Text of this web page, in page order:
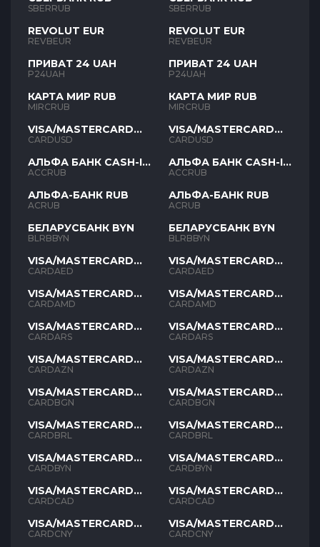
SBERRUB
REVOLUT EUR
REVBEUR
ПРИВАТ 24 UAH
P24UAH
КАРТА МИР RUB
MIRCRUB
VISA/MASTERCARD
USD
CARDUSD
АЛЬФА БАНК CASH-IN
RUB
ACCRUB
АЛЬФА-БАНК RUB
ACRUB
БЕЛАРУСБАНК BYN
BLRBBYN
VISA/MASTERCARD
AED
CARDAED
VISA/MASTERCARD
AMD
CARDAMD
VISA/MASTERCARD
ARS
CARDARS
VISA/MASTERCARD
AZN
CARDAZN
VISA/MASTERCARD
BGN
CARDBGN
VISA/MASTERCARD
BRL
CARDBRL
VISA/MASTERCARD
BYN
CARDBYN
VISA/MASTERCARD
CAD
CARDCAD
VISA/MASTERCARD
CNY
CARDCNY
SBERRUB
REVOLUT EUR
REVBEUR
ПРИВАТ 24 UAH
P24UAH
КАРТА МИР RUB
MIRCRUB
VISA/MASTERCARD
USD
CARDUSD
АЛЬФА БАНК CASH-IN
RUB
ACCRUB
АЛЬФА-БАНК RUB
ACRUB
БЕЛАРУСБАНК BYN
BLRBBYN
VISA/MASTERCARD
AED
CARDAED
VISA/MASTERCARD
AMD
CARDAMD
VISA/MASTERCARD
ARS
CARDARS
VISA/MASTERCARD
AZN
CARDAZN
VISA/MASTERCARD
BGN
CARDBGN
VISA/MASTERCARD
BRL
CARDBRL
VISA/MASTERCARD
BYN
CARDBYN
VISA/MASTERCARD
CAD
CARDCAD
VISA/MASTERCARD
CNY
CARDCNY